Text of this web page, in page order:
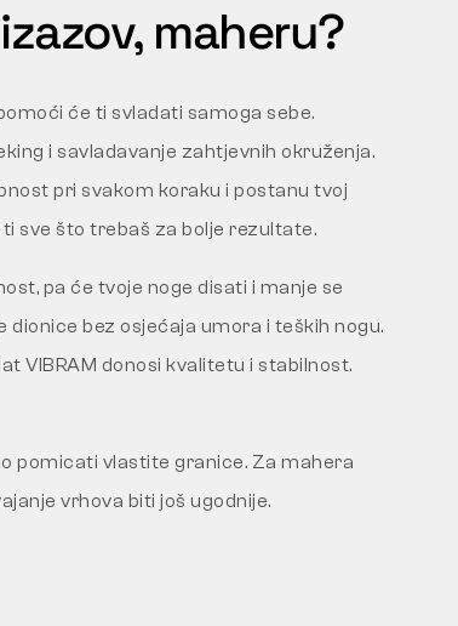
maheru?
će ti svladati samoga sebe.
i savladavanje zahtjevnih okruženja.
pri svakom koraku i postanu tvoj
sve što trebaš za bolje rezultate.
pa će tvoje noge disati i manje se
bez osjećaja umora i teških nogu.
VIBRAM donosi kvalitetu i stabilnost.
pomicati vlastite granice. Za mahera
vrhova biti još ugodnije.